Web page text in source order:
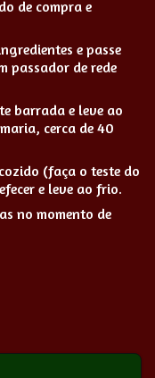
de compra e
e passe
passador de rede
barrada e leve ao
cerca de 40
(faça o teste do
e leve ao frio.
no momento de